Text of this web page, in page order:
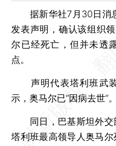
据新华社7月30日消
发表声明，确认该组织
尔已经死亡，但并未透
点。
声明代表塔利班武装
示，奥马尔已“因病去世”。
同日，巴基斯坦外交
塔利班最高领导人奥马